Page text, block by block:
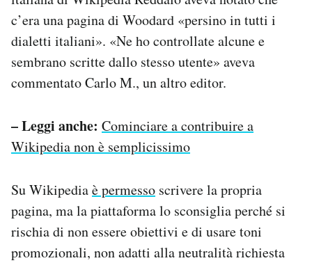
c’era una pagina di Woodard «persino in tutti i
dialetti italiani». «Ne ho controllate alcune e
sembrano scritte dallo stesso utente» aveva
commentato Carlo M., un altro editor.
– Leggi anche: Cominciare a contribuire a
Wikipedia non è semplicissimo
Su Wikipediaè permesso scrivere la propria
pagina, ma la piattaforma lo sconsiglia perché si
rischia di non essere obiettivi e di usare toni
promozionali, non adatti alla neutralità richiesta